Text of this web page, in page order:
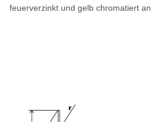
feuerverzinkt und gelb chromatiert an.